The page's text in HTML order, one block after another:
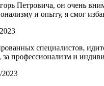
Петровича, он очень
и опыту, я смог
специалистов,
профессионализм и
2023